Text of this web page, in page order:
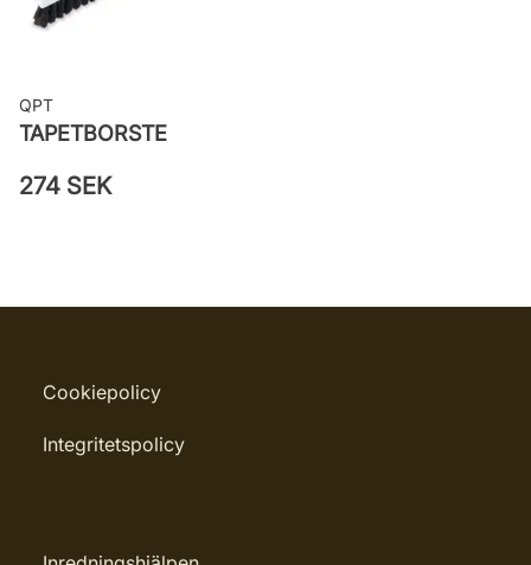
QPT
TAPETBORSTE
274 SEK
Cookiepolicy
Integritetspolicy